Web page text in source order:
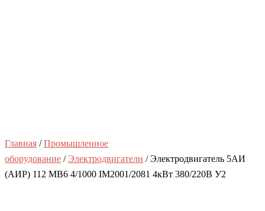
Главная /Промышленное
оборудование / Электродвигатели / Электродвигатель 5АИ
(АИР) 112 MВ6 4/1000 IM2001/2081 4кВт 380/220В У2